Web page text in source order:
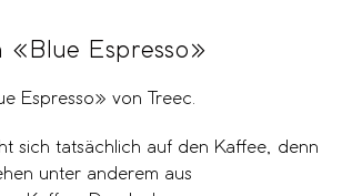
«Blue Espresso»
Espresso» von Treec.
sich tatsächlich auf den Kaffee, denn
unter anderem aus